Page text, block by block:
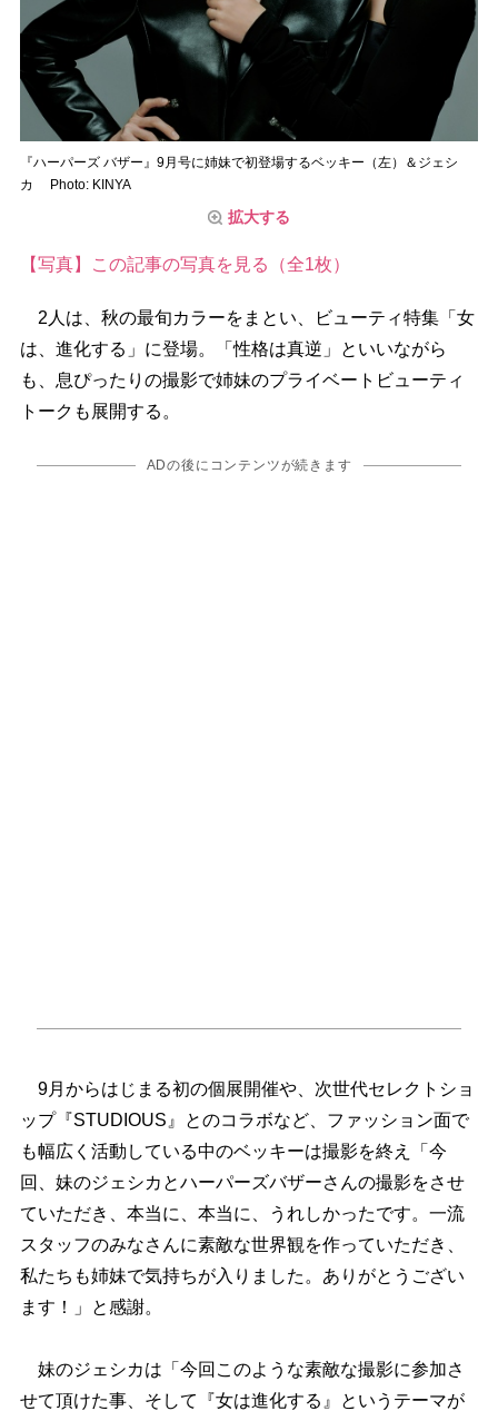
『ハーパーズ バザー』9月号に姉妹で初登場するベッキー（左）＆ジェシ
カ Photo: KINYA
拡大する
【写真】この記事の写真を見る（全1枚）
2人は、秋の最旬カラーをまとい、ビューティ特集「女
は、進化する」に登場。「性格は真逆」といいながら
も、息ぴったりの撮影で姉妹のプライベートビューティ
トークも展開する。
ADの後にコンテンツが続きます
9月からはじまる初の個展開催や、次世代セレクトショ
ップ『STUDIOUS』とのコラボなど、ファッション面で
も幅広く活動している中のベッキーは撮影を終え「今
回、妹のジェシカとハーパーズバザーさんの撮影をさせ
ていただき、本当に、本当に、うれしかったです。一流
スタッフのみなさんに素敵な世界観を作っていただき、
私たちも姉妹で気持ちが入りました。ありがとうござい
ます！」と感謝。
妹のジェシカは「今回このような素敵な撮影に参加さ
せて頂けた事、そして『女は進化する』というテーマが